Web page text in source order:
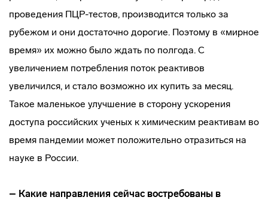
проведения ПЦР-тестов, производится только за
рубежом и они достаточно дорогие. Поэтому в «мирное
время» их можно было ждать по полгода. С
увеличением потребления поток реактивов
увеличился, и стало возможно их купить за месяц.
Такое маленькое улучшение в сторону ускорения
доступа российских ученых к химическим реактивам во
время пандемии может положительно отразиться на
науке в России.
– Какие направления сейчас востребованы в